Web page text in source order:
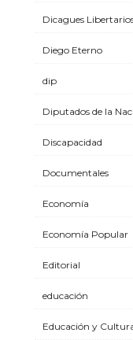
Dicagues
Diego Eterno
dip
Diputados de la
Discapacidad
Documentales
Economía
Economía Popular
Editorial
educación
Educación y